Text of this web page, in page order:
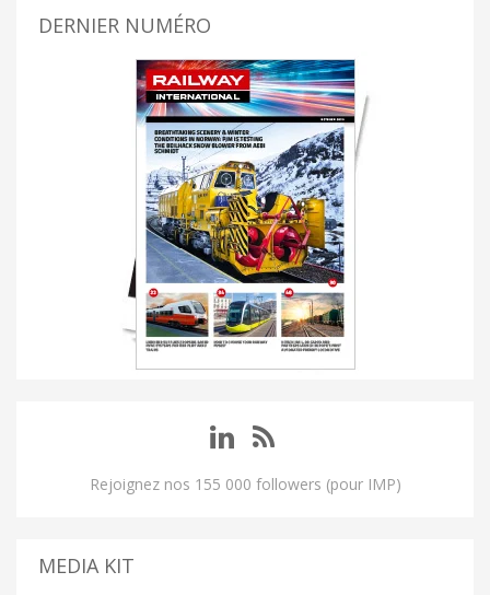
DERNIER NUMÉRO
Rejoignez nos 155 000 followers (pour IMP)
MEDIA KIT